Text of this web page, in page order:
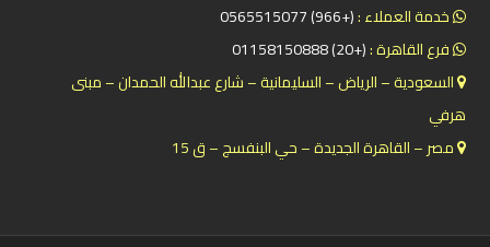
خدمة العملاء :(+966) 0565515077
فرع القاهرة :(+20) 01158150888
السعودية – الرياض – السليمانية – شارع عبدالله الحمدان – مبنى
هرفي
مصر – القاهرة الجديدة – حي البنفسج – ق 15